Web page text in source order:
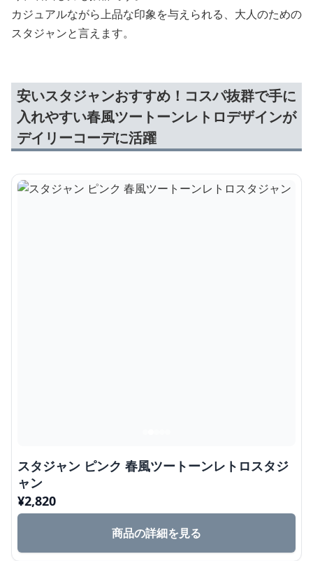
カジュアルながら上品な印象を与えられる、大人のための
スタジャンと言えます。
安いスタジャンおすすめ！コスパ抜群で手に
入れやすい春風ツートーンレトロデザインが
デイリーコーデに活躍
スタジャン ピンク 春風ツートーンレトロスタジ
ャン
¥2,820
商品の詳細を見る